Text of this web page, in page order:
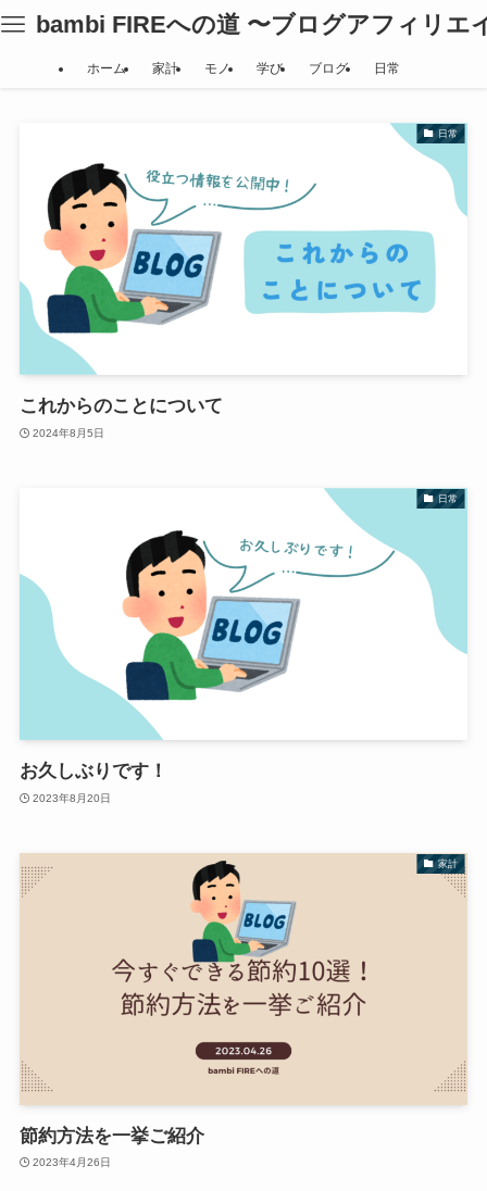
bambi FIREへの道 〜ブログアフィリエ
ホーム 家計 モノ 学び ブログ 日常
日常
これからのことについて
2024年8月5日
日常
お久しぶりです！
2023年8月20日
家計
節約方法を一挙ご紹介
2023年4月26日